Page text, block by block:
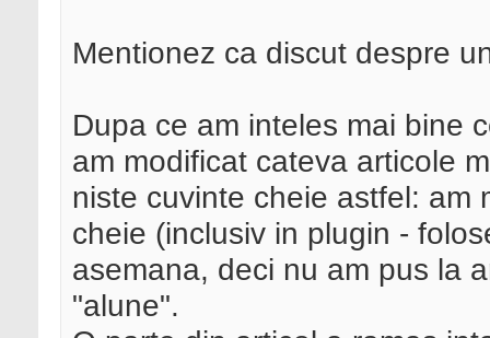
Mentionez ca discut despre
Dupa ce am inteles mai bine
am modificat cateva articole
niste cuvinte cheie astfel: am
cheie (inclusiv in plugin -
asemana, deci nu am pus la
"alune".